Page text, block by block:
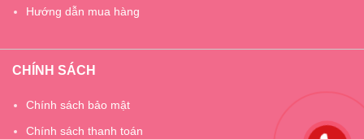
Hướng dẫn mua hàng
CHÍNH SÁCH
Chính sách bảo mật
Chính sách thanh toán